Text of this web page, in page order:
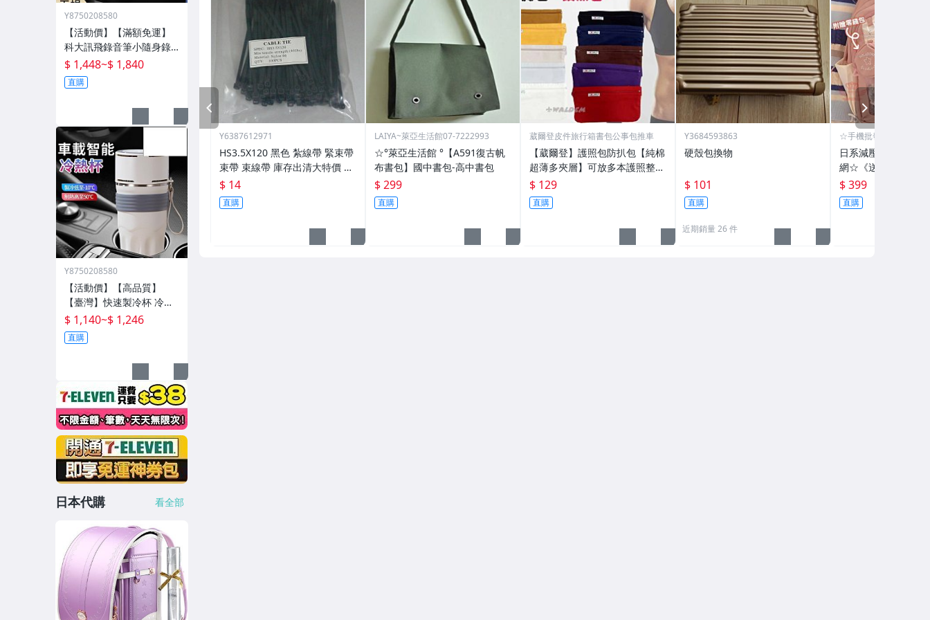
Y6387612971
HS3.5X120 黑色 紮線帶 緊束帶
束帶 束線帶 庫存出清大特價 3.
5*120
$ 14
直購
LAIYA~萊亞生活館07-7222993
☆°萊亞生活館 °【A591復古帆
布書包】國中書包-高中書包
$ 299
直購
葳爾登皮件旅行箱書包公事包推車
【葳爾登】護照包防扒包【純棉
超薄多夾層】可放多本護照整疊
鈔票相機包吸汗運動腰包隱密貼
身腰包隱形腰包10色任選099
$ 129
直購
Y3684593863
硬殼包換物
$ 101
直購
近期銷量 26 件
☆手機批發網☆
日系減壓兒童書包
網☆《送零錢包 快
容量 多層收納 旅行
外出包 後背包 曬娃
$ 399
直購
PREV
Y8750208580
【活動價】【滿額免運】
科大訊飛錄音筆小隨身錄
音器播放器設備神器專業
高清降噪轉文字超
$ 1,448~$ 1,840
直購
Y8750208580
【活動價】【高品質】
【臺灣】快速製冷杯 冷熱
雙用杯 保溫杯 辦公室水杯
保冰杯 製冷水杯 車載水杯
充電水杯 恆溫杯 半
$ 1,140~$ 1,246
直購
日本代購 看全部